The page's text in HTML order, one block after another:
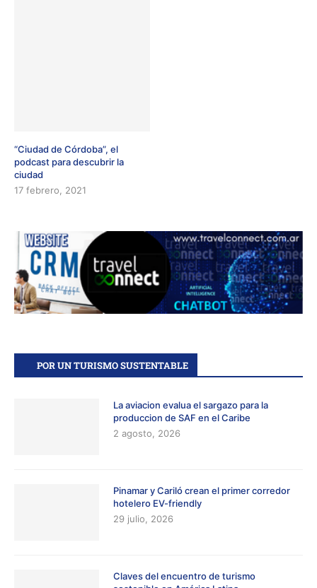
“Ciudad de Córdoba”, el
podcast para descubrir la
ciudad
17 febrero, 2021
POR UN TURISMO SUSTENTABLE
La aviacion evalua el sargazo para la
produccion de SAF en el Caribe
2 agosto, 2026
Pinamar y Cariló crean el primer corredor
hotelero EV-friendly
29 julio, 2026
Claves del encuentro de turismo